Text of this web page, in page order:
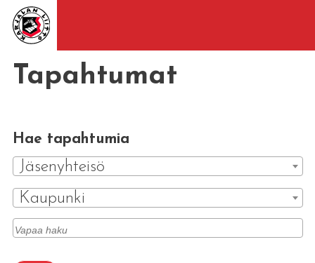
Tapahtumat
Hae tapahtumia
Jäsenyhteisö
Kaupunki